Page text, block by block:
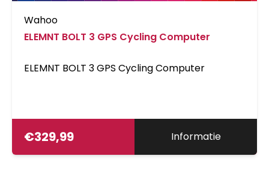
Wahoo
ELEMNT BOLT 3 GPS Cycling Computer
ELEMNT BOLT 3 GPS Cycling Computer
€329,99 Informatie